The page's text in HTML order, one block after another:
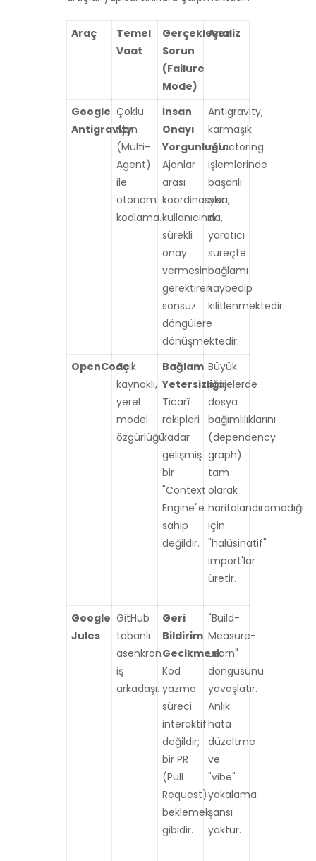
Araç
Temel
Vaat
Gerçekleşen
Sorun
(Failure
Mode)
Analiz
Google
Antigravity
Çoklu
Ajan
(Multi-
Agent)
ile
otonom
kodlama.
İnsan
Onayı
Yorgunluğu:
Ajanlar
arası
koordinasyon,
kullanıcının
sürekli
onay
vermesini
gerektiren
sonsuz
döngülere
dönüşmektedir.
Antigravity,
karmaşık
refactoring
işlemlerinde
başarılı
olsa
da,
yaratıcı
süreçte
bağlamı
kaybedip
kilitlenmektedir.
OpenCode
Açık
kaynaklı,
yerel
model
özgürlüğü.
Bağlam
Yetersizliği:
Ticarî
rakipleri
kadar
gelişmiş
bir
"Context
Engine"e
sahip
değildir.
Büyük
projelerde
dosya
bağımlılıklarını
(dependency
graph)
tam
olarak
haritalandıramadığı
için
"halüsinatif"
import'lar
üretir.
Google
Jules
GitHub
tabanlı
asenkron
iş
arkadaşı.
Geri
Bildirim
Gecikmesi:
Kod
yazma
süreci
interaktif
değildir;
bir PR
(Pull
Request)
beklemek
gibidir.
"Build-
Measure-
Learn"
döngüsünü
yavaşlatır.
Anlık
hata
düzeltme
ve
"vibe"
yakalama
şansı
yoktur.